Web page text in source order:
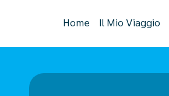
Home Il Mio Viaggio